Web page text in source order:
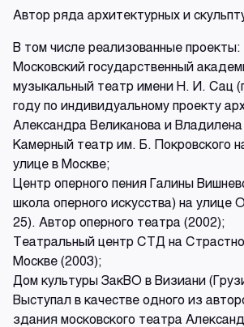
Автор ряда архитектурных и
В том числе реализованные проекты:
Московский государственный
музыкальный театр имени Н. И. Сац
году по индивидуальному проекту
Александра Великанова и
Камерный театр им. Б. Покровского
улице в Москве;
Центр оперного пения Галины
школа оперного искусства) на улице
25). Автор оперного театра (2002);
Театральный центр СТД на
Москве (2003);
Дом культуры ЗакВО в Визиани
Выступал в качестве одного из
здания московского театра